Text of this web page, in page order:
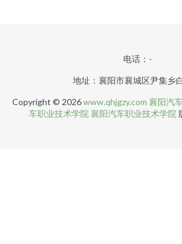
电话：-
地址：襄阳市襄城区尹集乡
Copyright © 2026www.qhjgzy.com 襄阳汽
车职业技术学院 襄阳汽车职业技术学院